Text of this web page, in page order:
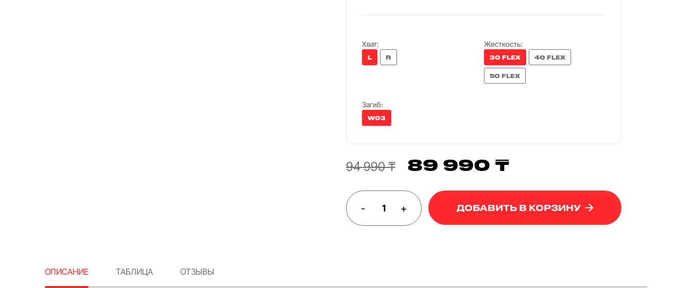
Хват:
L R
Жесткость:
30 FLEX 40 FLEX
50 FLEX
Загиб:
W03
94 990 ₸ 89 990 ₸
- + ДОБАВИТЬ В КОРЗИНУ
ОПИСАНИЕ ТАБЛИЦА ОТЗЫВЫ